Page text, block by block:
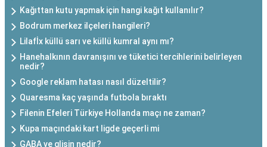
Kağıttan kutu yapmak için hangi kağıt kullanılır?
Bodrum merkez ilçeleri hangileri?
Lilafİx küllü sarı ve küllü kumral aynı mı?
Hanehalkının davranışını ve tüketici tercihlerini belirleyen
nedir?
Google reklam hatası nasıl düzeltilir?
Quaresma kaç yaşında futbola bıraktı
Filenin Efeleri Türkiye Hollanda maçı ne zaman?
Kupa maçındaki kart ligde geçerli mi
GABA ve glisin nedir?